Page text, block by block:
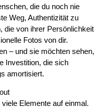
die du noch nie
Weg, Authentizität zu
die von ihrer Persönlichkeit
Fotos von dir.
– und sie möchten sehen,
Investition, die sich
amortisiert.
Elemente auf einmal.